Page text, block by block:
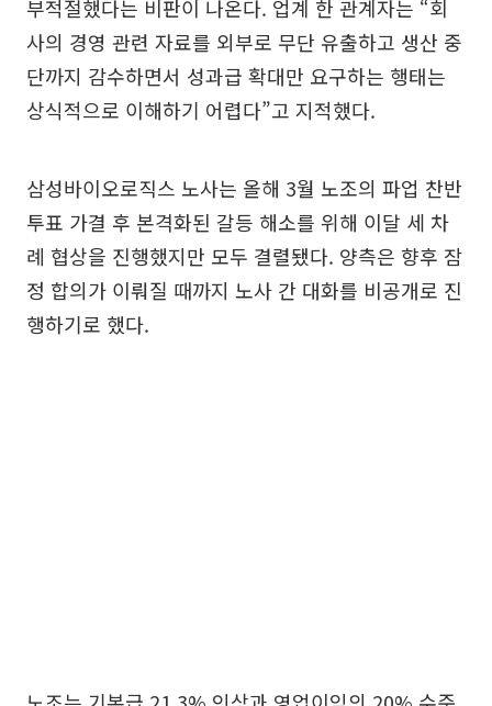
부적절했다는 비판이 나온다. 업계 한 관계자는 “회
사의 경영 관련 자료를 외부로 무단 유출하고 생산 중
단까지 감수하면서 성과급 확대만 요구하는 행태는
상식적으로 이해하기 어렵다”고 지적했다.
삼성바이오로직스 노사는 올해 3월 노조의 파업 찬반
투표 가결 후 본격화된 갈등 해소를 위해 이달 세 차
례 협상을 진행했지만 모두 결렬됐다. 양측은 향후 잠
정 합의가 이뤄질 때까지 노사 간 대화를 비공개로 진
행하기로 했다.